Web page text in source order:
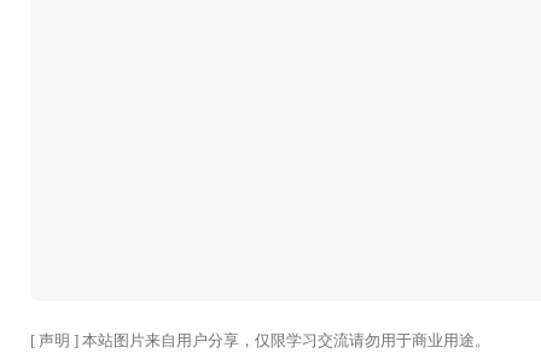
[ 声明 ] 本站图片来自用户分享，仅限学习交流请勿用于商业用途。